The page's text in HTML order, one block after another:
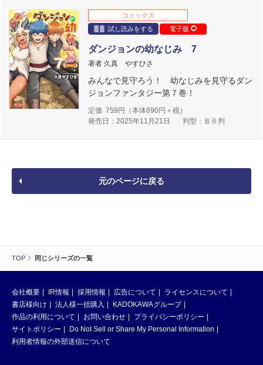
TOP 同じシリーズの一覧
コミックス
試し読みをする
電子版
ダンジョンの幼なじみ 7
著者 久真 やすひさ
みんなで見守ろう！ 幼なじみを見守るダン
ジョンファンタジー第７巻！
定価 759 円（本体690円＋税）
発売日：2025年11月21日
判型：Ｂ６判
元のページに戻る
会社概要 IR情報 採用情報 広告について
ライセンスについて
書店様向け
法人様一括購入
KADOKAWAグループ
作品の利用について
お問い合わせ
プライバシーポリシー
サイトポリシー
Do Not Sell or Share My Personal Information
利用者情報の外部送信について